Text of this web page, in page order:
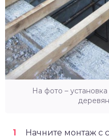
На фото –
Начните монтаж с